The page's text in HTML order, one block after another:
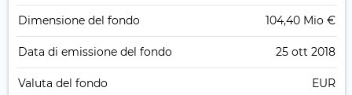
Dimensione del fondo 104,40 Mio €
Data di emissione del fondo 25 ott 2018
Valuta del fondo EUR